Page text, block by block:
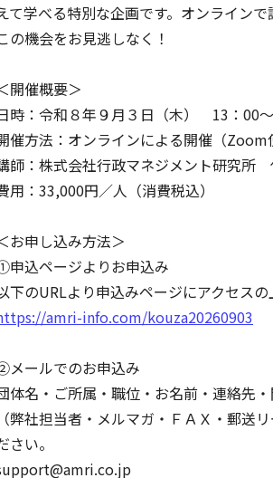
て学べる特別な企画です。オンライン
の機会をお見逃しなく！
開催概要＞
時：令和８年９月３日（木） 13：00
催方法：オンラインによる開催（Zoom
師：株式会社行政マネジメント研究
用：33,000円／人（消費税込）
お申し込み方法＞
申込ページよりお申込み
下のURLより申込みページにアクセスの
amri-info.com/kouza20260903
メールでのお申込み
体名・ご所属・職位・お名前・連絡先
（弊社担当者・メルマガ・ＦＡＸ・郵送
さい。